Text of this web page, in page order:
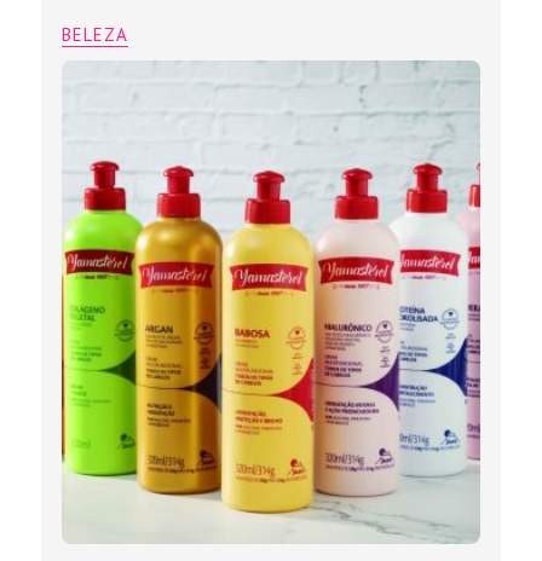
BELEZA